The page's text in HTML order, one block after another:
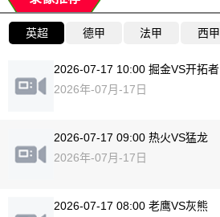
英超 德甲 法甲 西甲
2026-07-17 10:00 掘金VS开拓者
2026年-07月-17日
2026-07-17 09:00 热火VS猛龙
2026年-07月-17日
2026-07-17 08:00 老鹰VS灰熊